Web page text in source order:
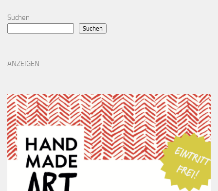
Suchen
Suchen
ANZEIGEN